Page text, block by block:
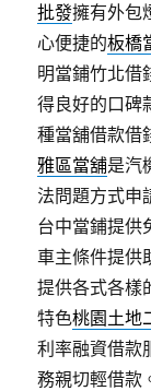
批發擁有外包
心便捷的板橋
明當鋪竹北借
得良好的口碑
種當舖借款借
雅區當舖是汽
法問題方式申
台中當鋪提供
車主條件提供
提供各式各樣
特色桃園土地
利率融資借款
務親切輕借款